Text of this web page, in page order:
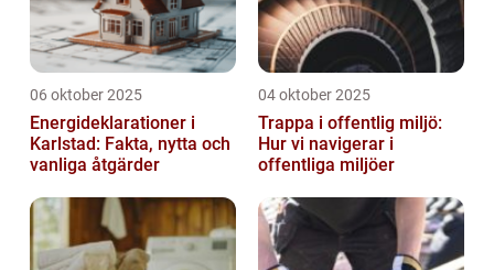
06 oktober 2025
Energideklarationer i
Karlstad: Fakta, nytta och
vanliga åtgärder
04 oktober 2025
Trappa i offentlig miljö:
Hur vi navigerar i
offentliga miljöer